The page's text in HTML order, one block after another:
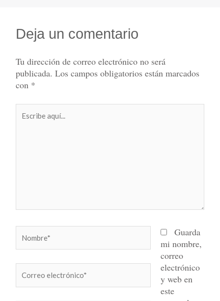
Deja un comentario
Tu dirección de correo electrónico no será
publicada. Los campos obligatorios están marcados
con *
aquí...
electrónico*
Guarda
mi nombre,
correo
electrónico
y web en
este